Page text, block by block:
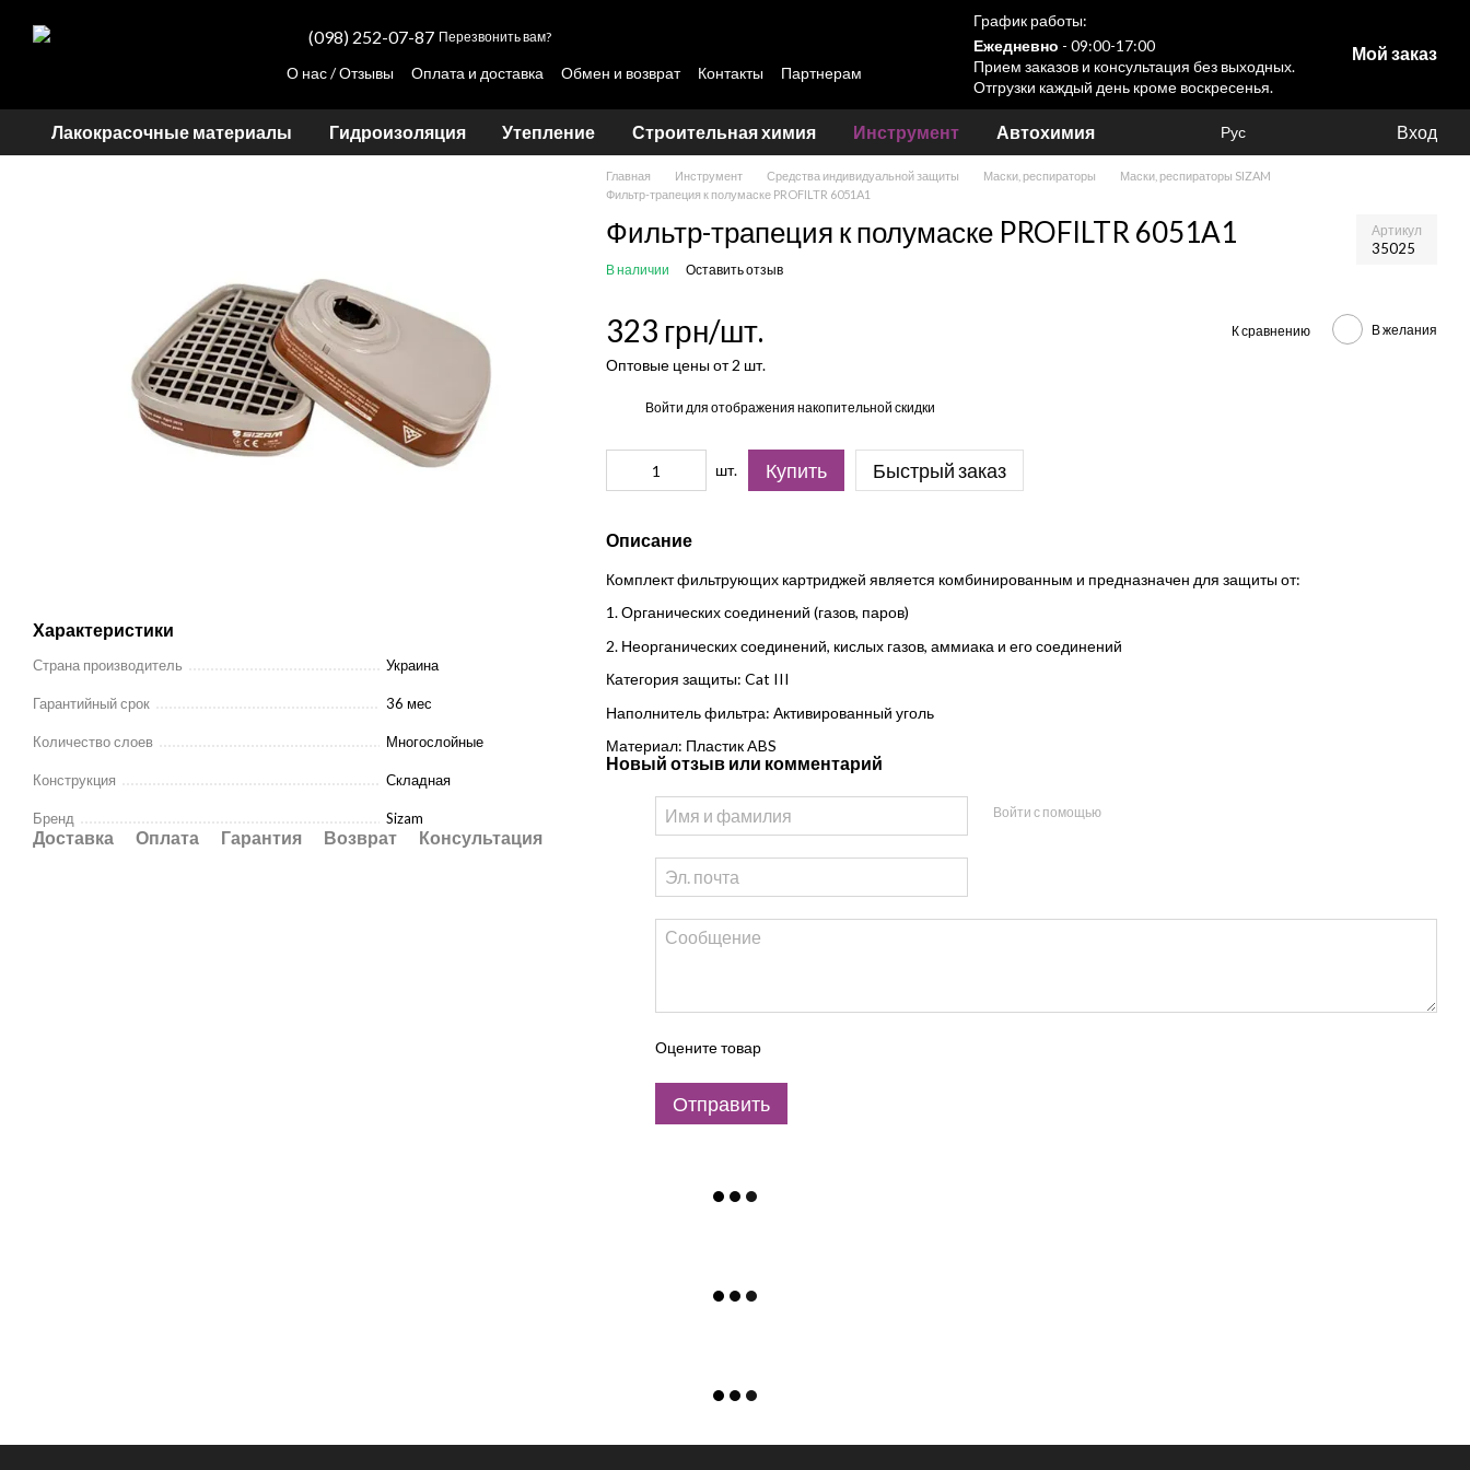
(098) 252-07-87 Перезвонить вам?
О нас / Отзывы Оплата и доставка Обмен и возврат Контакты
Партнерам
График работы:
Ежедневно - 09:00-17:00
Прием заказов и консультация без выходных.
Отгрузки каждый день кроме воскресенья.
Мой заказ
Лакокрасочные материалы Гидроизоляция Утепление Строительная химия Инструмент Автохимия Рус Вход
Характеристики
Страна производитель Украина
Гарантийный срок 36 мес
Количество слоев Многослойные
Конструкция Складная
Бренд Sizam
Доставка Оплата Гарантия Возврат Консультация
Главная Инструмент Средства индивидуальной защиты Маски, респираторы
Маски, респираторы SIZAM
Фильтр-трапеция к полумаске PROFILTR 6051A1
Фильтр-трапеция к полумаске PROFILTR 6051A1 Артикул
35025
В наличии Оставить отзыв
323 грн/шт. К сравнению В желания
Оптовые цены от 2 шт.
Войти для отображения накопительной скидки
шт. Купить Быстрый заказ
Описание
Комплект фильтрующих картриджей является комбинированным и предназначен для защиты от:
1. Органических соединений (газов, паров)
2. Неорганических соединений, кислых газов, аммиака и его соединений
Категория защиты: Cat III
Наполнитель фильтра: Активированный уголь
Материал: Пластик ABS
Новый отзыв или комментарий
Войти с помощью
Оцените товар
Отправить